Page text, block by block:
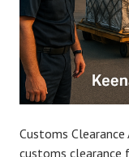
Customs
customs clearance